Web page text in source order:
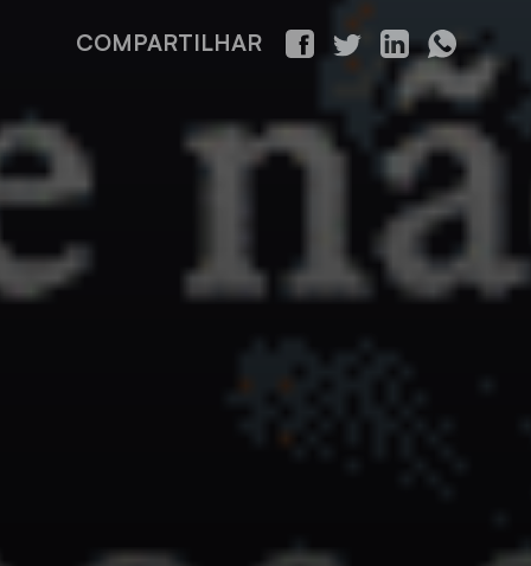
COMPARTILHAR